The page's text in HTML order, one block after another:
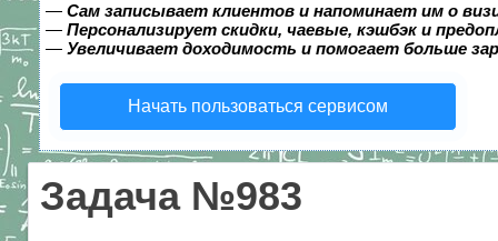
— Сам записывает клиентов и напоминает им о
— Персонализирует скидки, чаевые, кэшбэк и
— Увеличивает доходимость и помогает больше
Начать пользоваться сервисом
Задача №983